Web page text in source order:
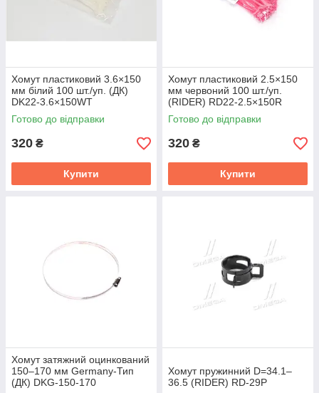
Хомут пластиковий 3.6×150
мм білий 100 шт./уп. (ДК)
DK22-3.6×150WT
Готово до відправки
320 ₴
Купити
Хомут пластиковий 2.5×150
мм червоний 100 шт./уп.
(RIDER) RD22-2.5×150R
Готово до відправки
320 ₴
Купити
Хомут затяжний оцинкований
150–170 мм Germany-Тип
(ДК) DKG-150-170
Хомут пружинний D=34.1–
36.5 (RIDER) RD-29P